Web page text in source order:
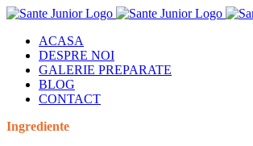
Skip
contentACASA
DESPRE NOI
GALERIE PREPARATE
BLOG
CONTACT
Ingrediente